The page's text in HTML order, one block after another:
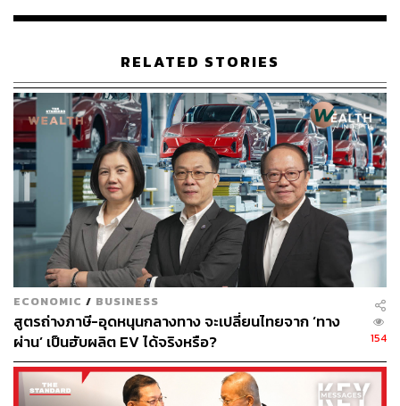
New York Times รายงานว่า ปัจจุบัน มิน ซิน ซึ่งอาศัยอยู่ใน
ไทย ยังใช้เวลาอยู่ทั้งในสหรัฐฯ และเมียนมา โดยเขาดำรง
ตำแหน่งผู้อำนวยการบริหารของสถาบันวิจัยยุทธศาสตร์และ
นโยบายเมียนมา (ISP-Myanmar) ซึ่งเป็นสถาบันวิจัยใน
ประเทศไทยที่ทำการศึกษาวิจัยเรื่องบทบาทของจีนในเมีย
นมา รวมถึงเรื่องผลประโยชน์ ความสัมพันธ์ และอิทธิพลของ
จีนในภูมิภาค
ในช่วงไม่กี่ปีที่ผ่านมาเขายังได้เขียนเกี่ยวกับนโยบายต่าง
ประเทศของจีนและการค้ากับเมียนมา โดยสถาบันวิจัยแห่งนี้
มีการแลกเปลี่ยนความคิดเห็นกับสถาบันวิจัยของจีนเป็น
ประจำ และได้ตีพิมพ์ผลงานเกี่ยวกับประเด็นต่างๆ เช่น การส่ง
ออกแร่หายากของเมียนมาไปยังจีน
ทั้งนี้ ตามรายงานของศูนย์นวัตกรรมทางสังคมและนโยบาย
ต่างประเทศระบุว่า ปัจจุบันเขายังเป็นนักศึกษาปริญญาเอกที่
มหาวิทยาลัยแคลิฟอร์เนีย เบิร์กลีย์ด้วย
RELATED STORIES
ECONOMIC / BUSINESS
สูตรถ่างภาษี-อุดหนุนกลางทาง จะเปลี่ยนไทยจาก ‘ทาง
ผ่าน’ เป็นฮับผลิต EV ได้จริงหรือ?
154